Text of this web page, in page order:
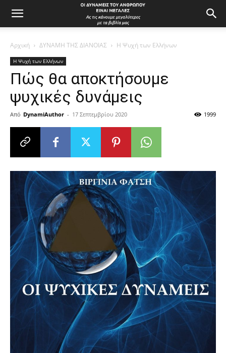
Αρχική ΔΥΝΑΜΗ ΤΗΣ ΔΙΑΝΟΙΑΣ Η Ψυχή των Ελλήνων
Η Ψυχή των Ελλήνων
Πώς θα αποκτήσουμε
ψυχικές δυνάμεις
Από DynamiAuthor - 17 Σεπτεμβρίου 2020 1999